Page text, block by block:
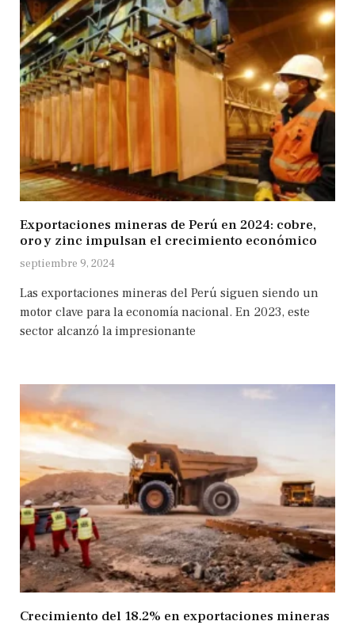
Exportaciones mineras de Perú en 2024: cobre,
oro y zinc impulsan el crecimiento económico
septiembre 9, 2024
Las exportaciones mineras del Perú siguen siendo un
motor clave para la economía nacional. En 2023, este
sector alcanzó la impresionante
Crecimiento del 18.2% en exportaciones mineras